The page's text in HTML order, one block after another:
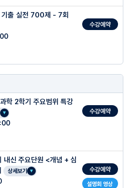
기출 실전 700제 - 7회
수강예약
학 2학기 주요범위 특강
수강예약
설명회 영상
내신 주요단원 <개념 + 심
상세보기 수강예약